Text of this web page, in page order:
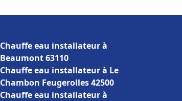
Chauffe eau installateur à
Beaumont 63110
Chauffe eau installateur à Le
Chambon Feugerolles 42500
Chauffe eau installateur à